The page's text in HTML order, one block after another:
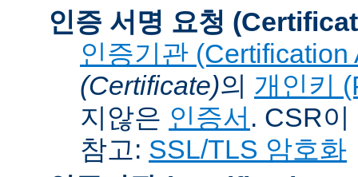
인증 서명 요청
인증기관 (Certification
(Certificate)의 개인키
지않은 인증서 . CSR
참고: SSL/TLS 암호화